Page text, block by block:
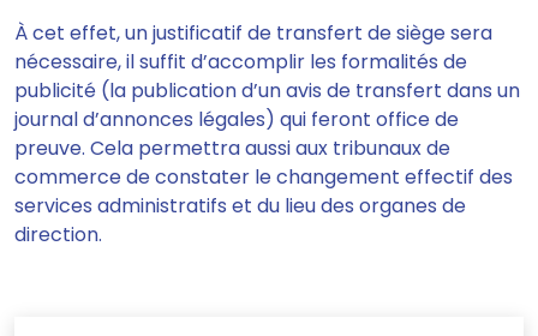
À cet effet,un justificatif de transfert de siège sera
nécessaire, il suffit d’accomplir les formalités de
publicité (la publication d’un avis de transfert dans un
journal d’annonces légales) qui feront office de
preuve. Cela permettra aussi aux tribunaux de
commerce de constater le changement effectif des
services administratifs et du lieu des organes de
direction.